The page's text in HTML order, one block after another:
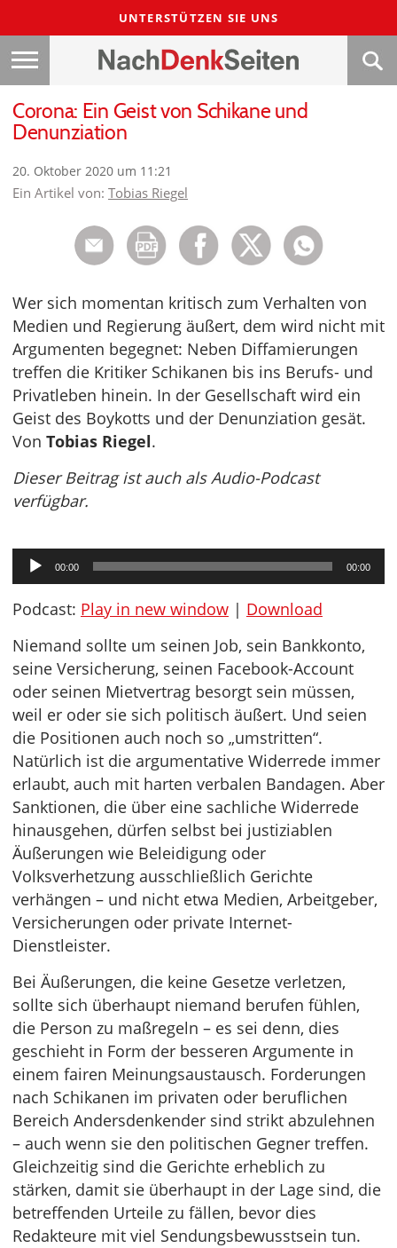
UNTERSTÜTZEN SIE UNS
Corona: Ein Geist von Schikane und
Denunziation
20. Oktober 2020 um 11:21
Ein Artikel von: Tobias Riegel
Wer sich momentan kritisch zum Verhalten von
Medien und Regierung äußert, dem wird nicht mit
Argumenten begegnet: Neben Diffamierungen
treffen die Kritiker Schikanen bis ins Berufs- und
Privatleben hinein. In der Gesellschaft wird ein
Geist des Boykotts und der Denunziation gesät.
Von Tobias Riegel.
Dieser Beitrag ist auch als Audio-Podcast
verfügbar.
Audio-
Player
00:00 00:00
Podcast: Play in new window | Download
Niemand sollte um seinen Job, sein Bankkonto,
seine Versicherung, seinen Facebook-Account
oder seinen Mietvertrag besorgt sein müssen,
weil er oder sie sich politisch äußert. Und seien
die Positionen auch noch so „umstritten“.
Natürlich ist die argumentative Widerrede immer
erlaubt, auch mit harten verbalen Bandagen. Aber
Sanktionen, die über eine sachliche Widerrede
hinausgehen, dürfen selbst bei justiziablen
Äußerungen wie Beleidigung oder
Volksverhetzung ausschließlich Gerichte
verhängen – und nicht etwa Medien, Arbeitgeber,
Versicherungen oder private Internet-
Dienstleister.
Bei Äußerungen, die keine Gesetze verletzen,
sollte sich überhaupt niemand berufen fühlen,
die Person zu maßregeln – es sei denn, dies
geschieht in Form der besseren Argumente in
einem fairen Meinungsaustausch. Forderungen
nach Schikanen im privaten oder beruflichen
Bereich Andersdenkender sind strikt abzulehnen
– auch wenn sie den politischen Gegner treffen.
Gleichzeitig sind die Gerichte erheblich zu
stärken, damit sie überhaupt in der Lage sind, die
betreffenden Urteile zu fällen, bevor dies
Redakteure mit viel Sendungsbewusstsein tun.